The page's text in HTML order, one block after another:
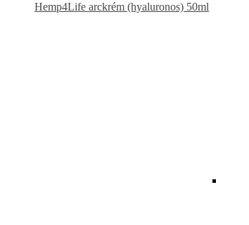
Hemp4Life arckrém (hyaluronos) 50ml